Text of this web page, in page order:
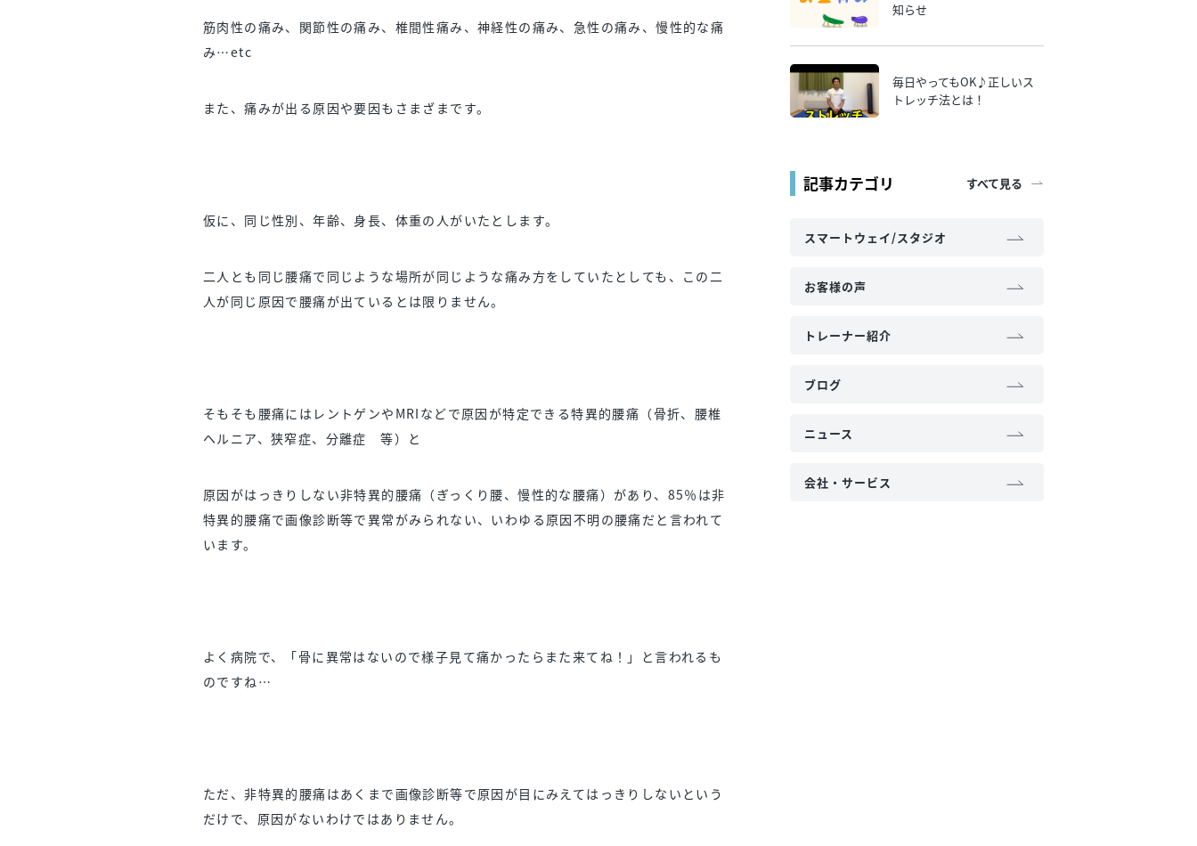
筋肉性の痛み、関節性の痛み、椎間性痛み、神経性の痛み、急性の痛み、慢性的な痛
み…etc
また、痛みが出る原因や要因もさまざまです。
仮に、同じ性別、年齢、身長、体重の人がいたとします。
二人とも同じ腰痛で同じような場所が同じような痛み方をしていたとしても、この二
人が同じ原因で腰痛が出ているとは限りません。
そもそも腰痛にはレントゲンやMRIなどで原因が特定できる特異的腰痛（骨折、腰椎
ヘルニア、狭窄症、分離症 等）と
原因がはっきりしない非特異的腰痛（ぎっくり腰、慢性的な腰痛）があり、85％は非
特異的腰痛で画像診断等で異常がみられない、いわゆる原因不明の腰痛だと言われて
います。
よく病院で、「骨に異常はないので様子見て痛かったらまた来てね！」と言われるも
のですね…
ただ、非特異的腰痛はあくまで画像診断等で原因が目にみえてはっきりしないという
だけで、原因がないわけではありません。
知らせ
毎日やってもOK♪正しいス
トレッチ法とは！
記事カテゴリ すべて見る
スマートウェイ/スタジオ
お客様の声
トレーナー紹介
ブログ
ニュース
会社・サービス